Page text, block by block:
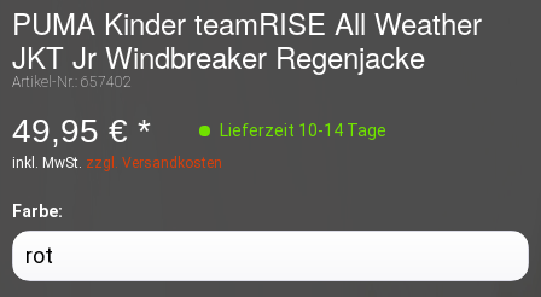
PUMA Kinder teamRISE All Weather
JKT Jr Windbreaker Regenjacke
Artikel-Nr.: 657402
49,95 € * Lieferzeit 10-14 Tage
inkl. MwSt. zzgl. Versandkosten
Farbe: